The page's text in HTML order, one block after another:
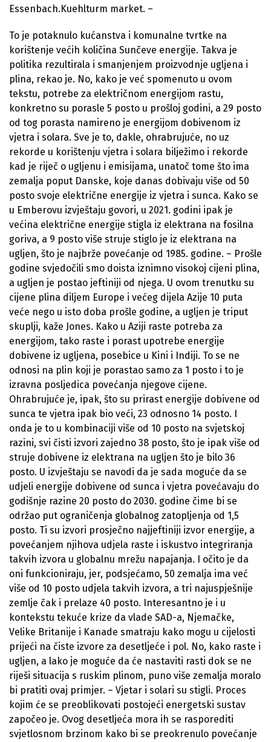
Essenbach.Kuehlturm market. –
To je potaknulo kućanstva i komunalne tvrtke na
korištenje većih količina Sunčeve energije. Takva je
politika rezultirala i smanjenjem proizvodnje ugljena i
plina, rekao je. No, kako je već spomenuto u ovom
tekstu, potrebe za električnom energijom rastu,
konkretno su porasle 5 posto u prošloj godini, a 29 posto
od tog porasta namireno je energijom dobivenom iz
vjetra i solara. Sve je to, dakle, ohrabrujuće, no uz
rekorde u korištenju vjetra i solara bilježimo i rekorde
kad je riječ o ugljenu i emisijama, unatoč tome što ima
zemalja poput Danske, koje danas dobivaju više od 50
posto svoje električne energije iz vjetra i sunca. Kako se
u Emberovu izvještaju govori, u 2021. godini ipak je
većina električne energije stigla iz elektrana na fosilna
goriva, a 9 posto više struje stiglo je iz elektrana na
ugljen, što je najbrže povećanje od 1985. godine. – Prošle
godine svjedočili smo doista iznimno visokoj cijeni plina,
a ugljen je postao jeftiniji od njega. U ovom trenutku su
cijene plina diljem Europe i većeg dijela Azije 10 puta
veće nego u isto doba prošle godine, a ugljen je triput
skuplji, kaže Jones. Kako u Aziji raste potreba za
energijom, tako raste i porast upotrebe energije
dobivene iz ugljena, posebice u Kini i Indiji. To se ne
odnosi na plin koji je porastao samo za 1 posto i to je
izravna posljedica povećanja njegove cijene.
Ohrabrujuće je, ipak, što su prirast energije dobivene od
sunca te vjetra ipak bio veći, 23 odnosno 14 posto. I
onda je to u kombinaciji više od 10 posto na svjetskoj
razini, svi čisti izvori zajedno 38 posto, što je ipak više od
struje dobivene iz elektrana na ugljen što je bilo 36
posto. U izvještaju se navodi da je sada moguće da se
udjeli energije dobivene od sunca i vjetra povećavaju do
godišnje razine 20 posto do 2030. godine čime bi se
održao put ograničenja globalnog zatopljenja od 1,5
posto. Ti su izvori prosječno najjeftiniji izvor energije, a
povećanjem njihova udjela raste i iskustvo integriranja
takvih izvora u globalnu mrežu napajanja. I očito je da
oni funkcioniraju, jer, podsjećamo, 50 zemalja ima već
više od 10 posto udjela takvih izvora, a tri najuspješnije
zemlje čak i prelaze 40 posto. Interesantno je i u
kontekstu tekuće krize da vlade SAD-a, Njemačke,
Velike Britanije i Kanade smatraju kako mogu u cijelosti
prijeći na čiste izvore za desetljeće i pol. No, kako raste i
ugljen, a lako je moguće da će nastaviti rasti dok se ne
riješi situacija s ruskim plinom, puno više zemalja moralo
bi pratiti ovaj primjer. – Vjetar i solari su stigli. Proces
kojim će se preoblikovati postojeći energetski sustav
započeo je. Ovog desetljeća mora ih se rasporediti
svjetlosnom brzinom kako bi se preokrenulo povećanje